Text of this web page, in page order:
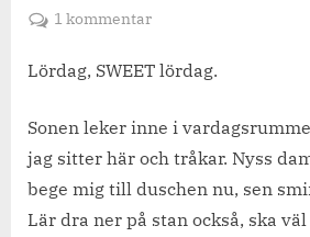
on
1 kommentartill
lördagsmorgon.
Lördag, SWEET lördag.
Sonen leker inne i
jag sitter här och tråkar. Nyss
bege mig till duschen nu, sen
Lär dra ner på stan också, ska